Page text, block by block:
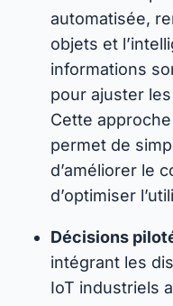
automatisée,
objets et
informations
pour ajuster
Cette
permet de
d’améliorer le
d’optimiser
Décisions
intégrant les
IoT industriels